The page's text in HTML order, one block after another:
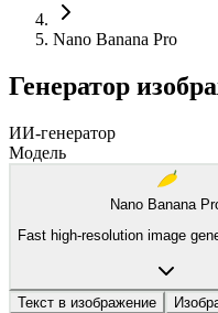
Nano Banana Pro
Генератор
ИИ-генератор
Модель
Nano Banana
Fast high-resolution image
Текст в изображение